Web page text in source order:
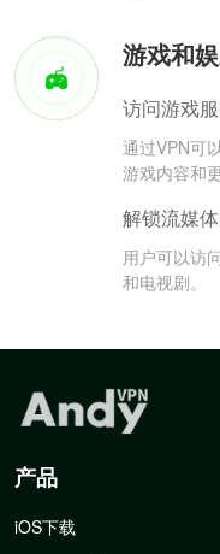
游戏和
访问游戏
通过VPN可
游戏内容和
解锁流媒
用户可以访
和电视剧。
产品
iOS下载